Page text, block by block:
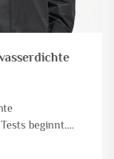
beginnt.